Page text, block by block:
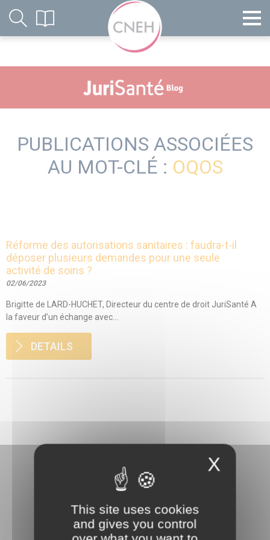
PUBLICATIONS ASSOCIÉES
AU MOT-CLÉ : OQOS
Réforme des autorisations sanitaires : faudra-t-il
déposer plusieurs demandes pour une seule
activité de soins ?
02/06/2023
Brigitte de LARD-HUCHET, Directeur du centre de droit JuriSanté A
la faveur d’un échange avec...
DETAILS
3 rue Danton
X
This site uses cookies
and gives you control